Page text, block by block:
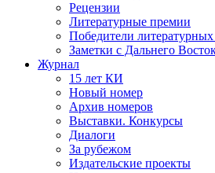
Рецензии
Литературные премии
Победители
Заметки с Дальнего
Журнал
15 лет КИ
Новый номер
Архив номеров
Выставки. Конкурсы
Диалоги
За рубежом
Издательские проекты